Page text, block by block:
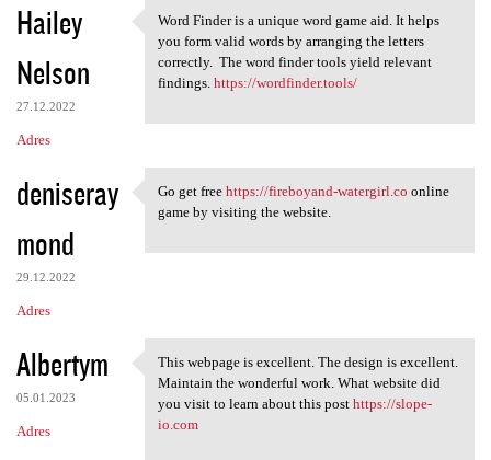
Hailey
Nelson
27.12.2022
Adres
Word Finder is a unique word
Word Finder is a unique word game aid. It helps
you form valid words by arranging the letters
correctly. The word finder tools yield relevant
findings. https://wordfinder.tools/
deniseray
mond
29.12.2022
Adres
Go get free https:/
Go get free https://fireboyand-watergirl.co online
game by visiting the website.
Albertym
05.01.2023
Adres
This webpage is excellent.
This webpage is excellent. The design is excellent.
Maintain the wonderful work. What website did
you visit to learn about this post https://slope-
io.com